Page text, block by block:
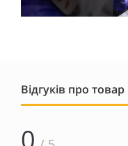
Відгуків про товар